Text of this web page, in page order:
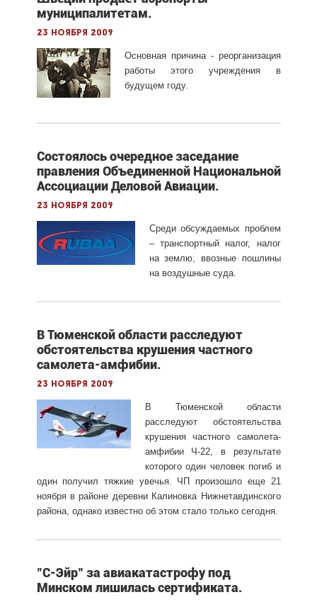
муниципалитетам.
23 ноября 2009
Основная причина - реорганизация
работы этого учреждения в
будущем году.
Состоялось очередное заседание
правления Объединенной Национальной
Ассоциации Деловой Авиации.
23 ноября 2009
Среди обсуждаемых проблем
– транспортный налог, налог
на землю, ввозные пошлины
на воздушные суда.
В Тюменской области расследуют
обстоятельства крушения частного
самолета-амфибии.
23 ноября 2009
В Тюменской области
расследуют обстоятельства
крушения частного самолета-
амфибии Ч-22, в результате
которого один человек погиб и
один получил тяжкие увечья. ЧП произошло еще 21
ноября в районе деревни Калиновка Нижнетавдинского
района, однако известно об этом стало только сегодня.
"С-Эйр" за авиакатастрофу под
Минском лишилась сертификата.